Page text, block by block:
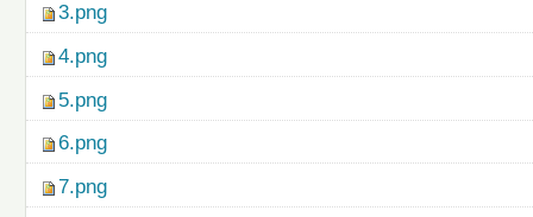
3.png
4.png
5.png
6.png
7.png